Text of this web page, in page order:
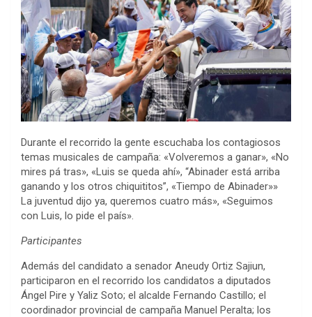
Durante el recorrido la gente escuchaba los contagiosos
temas musicales de campaña: «Volveremos a ganar», «No
mires pá tras», «Luis se queda ahí», “Abinader está arriba
ganando y los otros chiquititos”, «Tiempo de Abinader»»
La juventud dijo ya, queremos cuatro más», «Seguimos
con Luis, lo pide el país».
Participantes
Además del candidato a senador Aneudy Ortiz Sajiun,
participaron en el recorrido los candidatos a diputados
Ángel Pire y Yaliz Soto; el alcalde Fernando Castillo; el
coordinador provincial de campaña Manuel Peralta; los